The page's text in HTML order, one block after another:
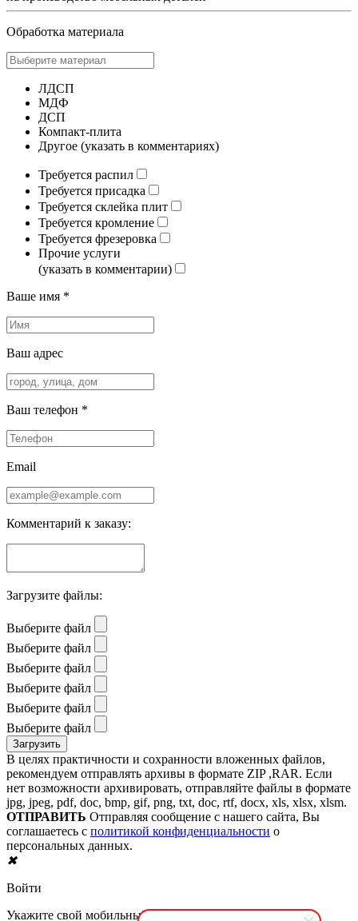
Обработка материала
ЛДСП
МДФ
ДСП
Компакт-плита
Другое (указать в комментариях)
Требуется распил
Требуется присадка
Требуется склейка плит
Требуется кромление
Требуется фрезеровка
Прочие услуги
(указать в комментарии)
Ваше имя *
Ваш адрес
Ваш телефон *
Email
Комментарий к заказу:
Загрузите файлы:
Выберите файл
Выберите файл
Выберите файл
Выберите файл
Выберите файл
Выберите файл
В целях практичности и сохранности вложенных файлов,
рекомендуем отправлять архивы в формате ZIP ,RAR. Если
нет возможности архивировать, отправляйте файлы в формате
jpg, jpeg, pdf, doc, bmp, gif, png, txt, doc, rtf, docx, xls, xlsx, xlsm.
ОТПРАВИТЬ Отправляя сообщение с нашего сайта, Вы
соглашаетесь с политикой конфиденциальности о
персональных данных.
✖
Войти
Укажите свой мобильный номер телефона.